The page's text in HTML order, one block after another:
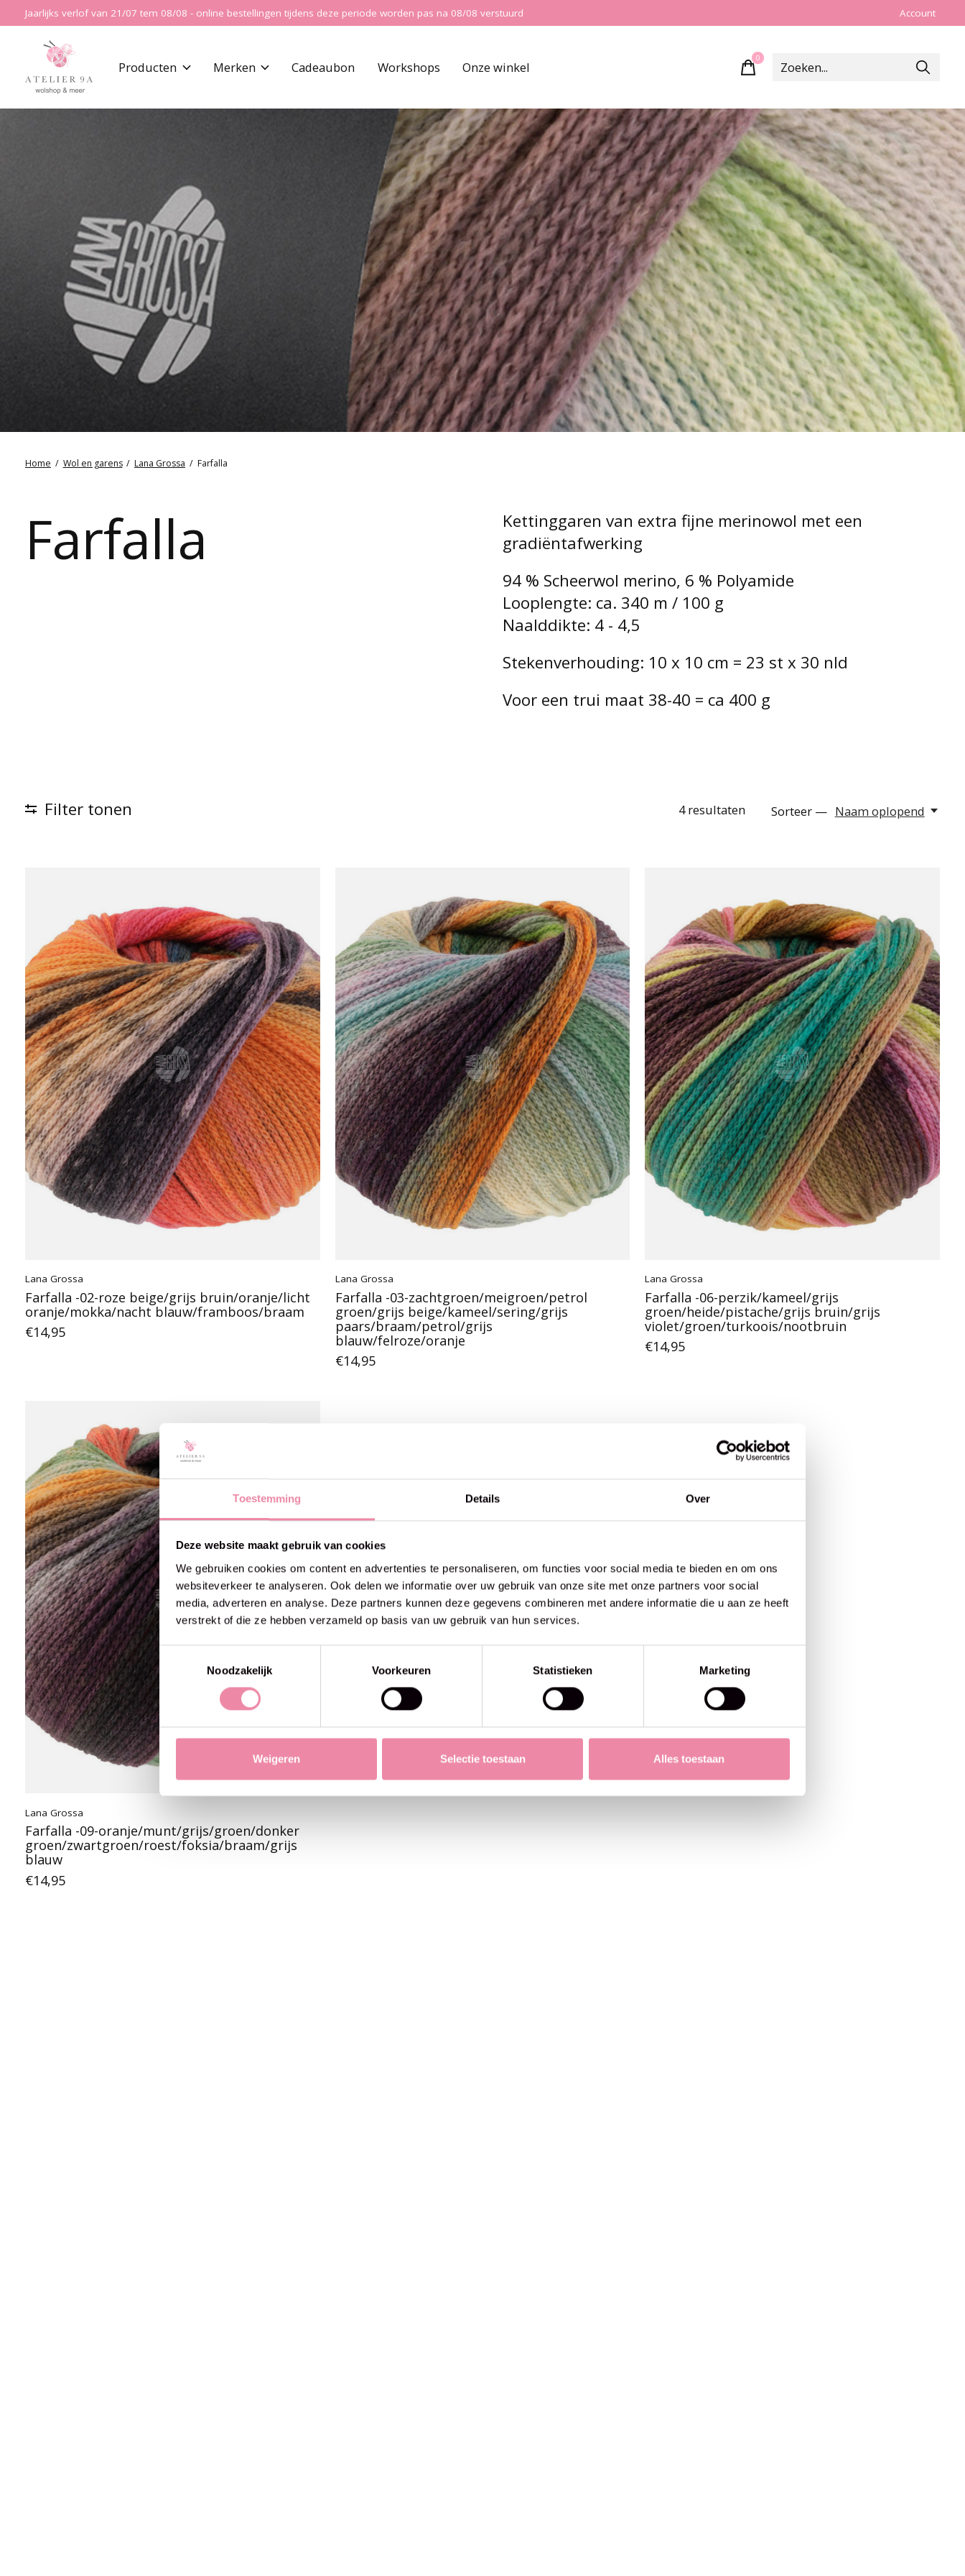
Toestemming Details Over
Deze website maakt gebruik van cookies
We gebruiken cookies om content en advertenties te personaliseren, om functies voor social media te bieden en om ons
websiteverkeer te analyseren. Ook delen we informatie over uw gebruik van onze site met onze partners voor social
media, adverteren en analyse. Deze partners kunnen deze gegevens combineren met andere informatie die u aan ze heeft
verstrekt of die ze hebben verzameld op basis van uw gebruik van hun services.
Noodzakelijk
Voorkeuren Statistieken Marketing
Weigeren Selectie toestaan Alles toestaan
Jaarlijks verlof van 21/07 tem 08/08 - online bestellingen tijdens deze periode worden pas na 08/08 verstuurd Account
Producten Merken Cadeaubon Workshops Onze winkel
0items
Home / Wol en garens / Lana Grossa / Farfalla
Farfalla
Kettinggaren van extra fijne merinowol met een
gradiëntafwerking
94 % Scheerwol merino, 6 % Polyamide
Looplengte: ca. 340 m / 100 g
Naalddikte: 4 - 4,5
Stekenverhouding: 10 x 10 cm = 23 st x 30 nld
Voor een trui maat 38-40 = ca 400 g
Filter tonen 4resultaten Sorteer — Naam oplopend
Lana Grossa
Farfalla -02-roze beige/grijs bruin/oranje/licht
oranje/mokka/nacht blauw/framboos/braam
€14,95
Lana Grossa
Farfalla -03-zachtgroen/meigroen/petrol
groen/grijs beige/kameel/sering/grijs
paars/braam/petrol/grijs
blauw/felroze/oranje
€14,95
Lana Grossa
Farfalla -06-perzik/kameel/grijs
groen/heide/pistache/grijs bruin/grijs
violet/groen/turkoois/nootbruin
€14,95
Lana Grossa
Farfalla -09-oranje/munt/grijs/groen/donker
groen/zwartgroen/roest/foksia/braam/grijs
blauw
€14,95